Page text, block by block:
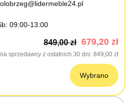
09:00-13:00
849,00 zł 679,20 zł
sprzedawcy z ostatnich 30 dni 849,00 zł
Wybrano